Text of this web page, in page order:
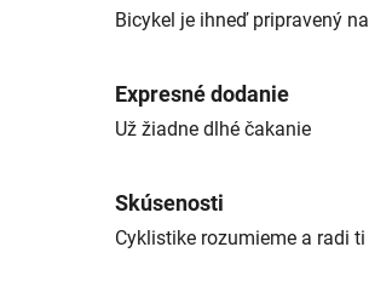
Bicykel je ihneď pripravený
Expresné dodanie
Už žiadne dlhé čakanie
Skúsenosti
Cyklistike rozumieme a radi